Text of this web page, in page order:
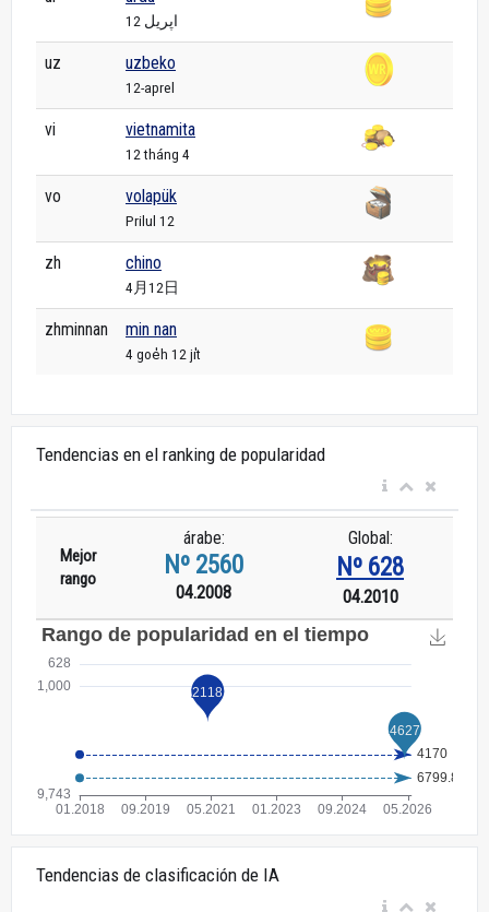
12 اپریل
uz uzbeko
12-aprel
vi vietnamita
12 tháng 4
vo volapük
Prilul 12
zh chino
4月12日
zhminnan min nan
4 goe̍h 12 ji̍t
Tendencias en el ranking de popularidad
Mejor
rango
árabe:
Nº 2560
04.2008
Global:
Nº 628
04.2010
Tendencias de clasificación de IA